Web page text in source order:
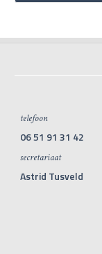
telefoon
06 51 91 31 42
secretariaat
Astrid Tusveld